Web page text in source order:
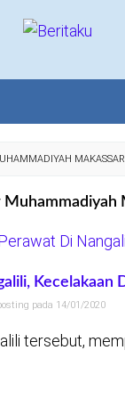
MAKASSAR
Muhammadiyah
Kecelakaan
pada 14/01/2020
tersebut,